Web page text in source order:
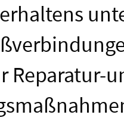
Reparatur-